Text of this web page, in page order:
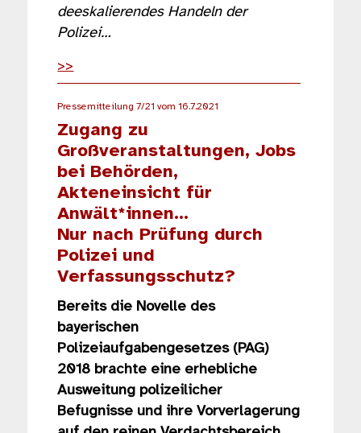
deeskalierendes Handeln der
Polizei…
>>
Pressemitteilung 7/21 vom 16.7.2021
Zugang zu
Großveranstaltungen, Jobs
bei Behörden,
Akteneinsicht für
Anwält*innen…
Nur nach Prüfung durch
Polizei und
Verfassungsschutz?
Bereits die Novelle des
bayerischen
Polizeiaufgabengesetzes (PAG)
2018 brachte eine erhebliche
Ausweitung polizeilicher
Befugnisse und ihre Vorverlagerung